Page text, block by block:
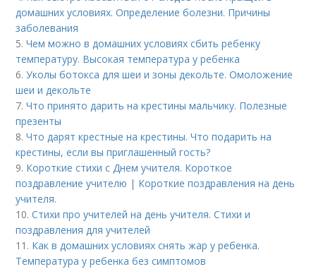
домашних условиях. Определение болезни. Причины
заболевания
5.Чем можно в домашних условиях сбить ребенку
температуру. Высокая температура у ребенка
6.Уколы ботокса для шеи и зоны декольте. Омоложение
шеи и декольте
7.Что принято дарить на крестины мальчику. Полезные
презенты
8.Что дарят крестные на крестины. Что подарить на
крестины, если вы приглашенный гость?
9. Короткие стихи с Днем учителя. Короткое
поздравление учителю | Короткие поздравления на день
учителя.
10.Стихи про учителей на день учителя. Стихи и
поздравления для учителей
11. Как в домашних условиях снять жар у ребенка.
Температура у ребенка без симптомов